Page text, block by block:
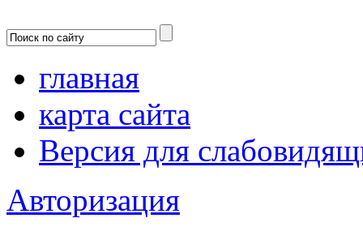
главная
карта сайта
Версия для
Авторизация